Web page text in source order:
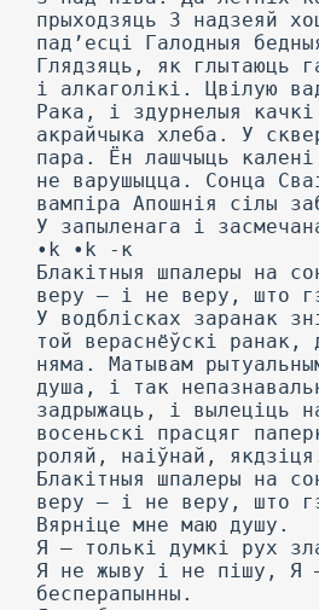
прыходзяць 3 надзеяй
пад’есці Галодныя
Глядзяць, як глытаюць
і алкаголікі. Цвілую
Рака, і здурнелыя качкі
акрайчыка хлеба. У
пара. Ён лашчыць
не варушыцца. Сонца
вампіра Апошнія сілы
У запыленага і
•k •k -к
Блакітныя шпалеры на
веру — і не веру, што
У водблісках заранак
той вераснёўскі ранак,
няма. Матывам
душа, і так
задрыжаць, і вылеціць
восеньскі прасцяг
роляй, наіўнай,
Блакітныя шпалеры на
веру — і не веру, што
Вярніце мне маю душу.
Я — толькі думкі рух
Я не жыву і не пішу, Я
бесперапынны.